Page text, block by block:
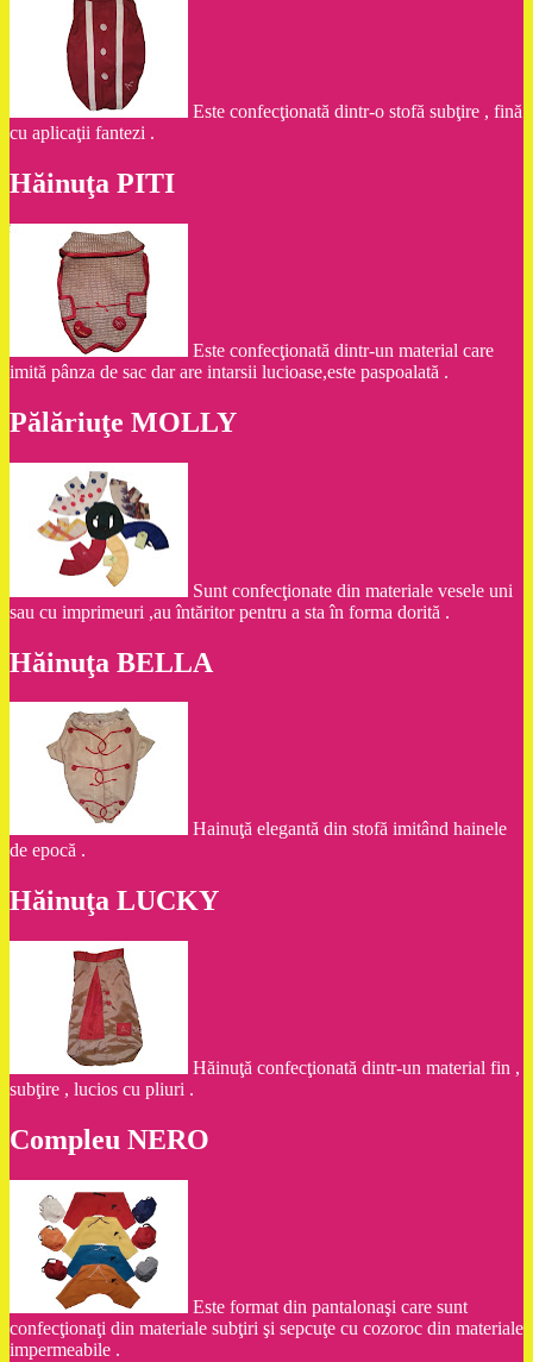
Este confecţionată dintr-o stofă subţire , fină
cu aplicaţii fantezi .
Hăinuţa PITI
Este confecţionată dintr-un material care
imită pânza de sac dar are intarsii lucioase,este paspoalată .
Pălăriuţe MOLLY
Sunt confecţionate din materiale vesele uni
sau cu imprimeuri ,au întăritor pentru a sta în forma dorită .
Hăinuţa BELLA
Hainuţă elegantă din stofă imitând hainele
de epocă .
Hăinuţa LUCKY
Hăinuţă confecţionată dintr-un material fin ,
subţire , lucios cu pliuri .
Compleu NERO
Este format din pantalonaşi care sunt
confecţionaţi din materiale subţiri şi sepcuţe cu cozoroc din materiale
impermeabile .